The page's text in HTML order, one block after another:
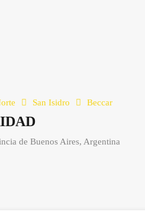
San Isidro Beccar
de Buenos Aires, Argentina